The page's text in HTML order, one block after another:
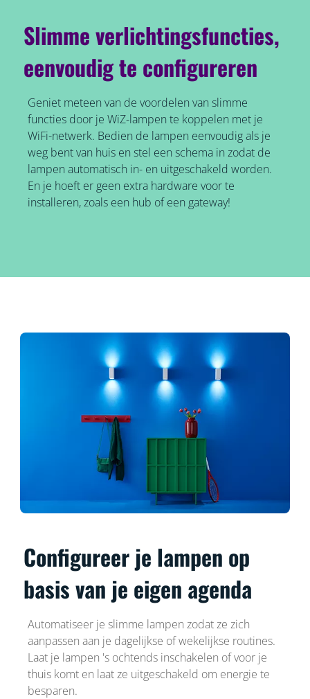
Slimme verlichtingsfuncties,
eenvoudig te configureren
Geniet meteen van de voordelen van slimme
functies door je WiZ-lampen te koppelen met je
WiFi-netwerk. Bedien de lampen eenvoudig als je
weg bent van huis en stel een schema in zodat de
lampen automatisch in- en uitgeschakeld worden.
En je hoeft er geen extra hardware voor te
installeren, zoals een hub of een gateway!
Configureer je lampen op
basis van je eigen agenda
Automatiseer je slimme lampen zodat ze zich
aanpassen aan je dagelijkse of wekelijkse routines.
Laat je lampen 's ochtends inschakelen of voor je
thuis komt en laat ze uitgeschakeld om energie te
besparen.